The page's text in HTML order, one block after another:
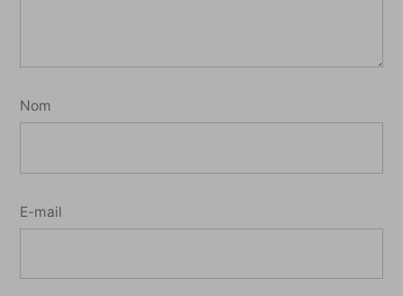
Nom
E-mail